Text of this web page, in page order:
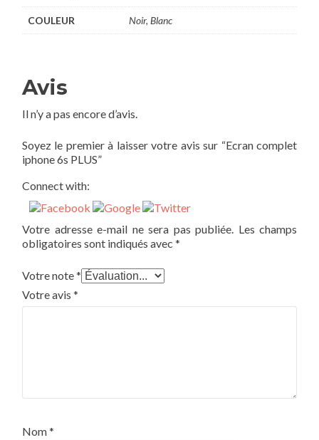
COULEUR Noir, Blanc
Avis
Il n’y a pas encore d’avis.
Soyez le premier à laisser votre avis sur “Ecran complet
iphone 6s PLUS”
Connect with:
Votre adresse e-mail ne sera pas publiée. Les champs
obligatoires sont indiqués avec *
Votre note*
Votre avis *
Nom*